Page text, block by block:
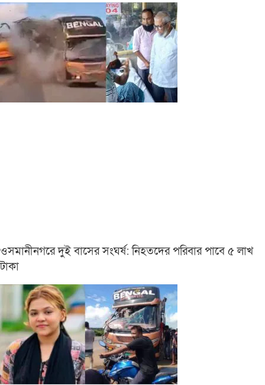
ওসমানীনগরে দুই বাসের সংঘর্ষ: নিহতদের পরিবার পাবে ৫ লাখ
টাকা